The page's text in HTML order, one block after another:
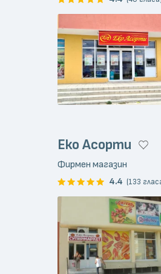
Еко Асорти
Фирмен магазин
4.4 (133